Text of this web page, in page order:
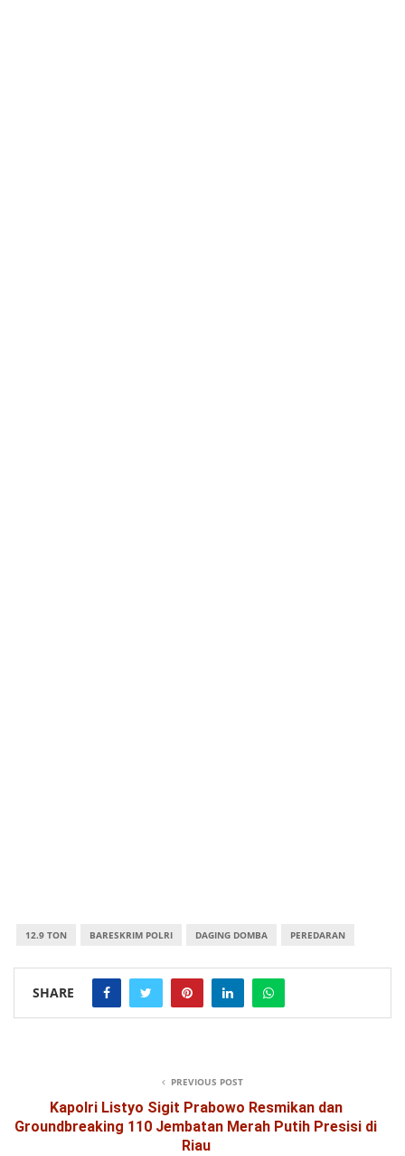
12.9 TON BARESKRIM POLRI DAGING DOMBA PEREDARAN
SHARE
PREVIOUS POST
Kapolri Listyo Sigit Prabowo Resmikan dan
Groundbreaking 110 Jembatan Merah Putih Presisi di
Riau